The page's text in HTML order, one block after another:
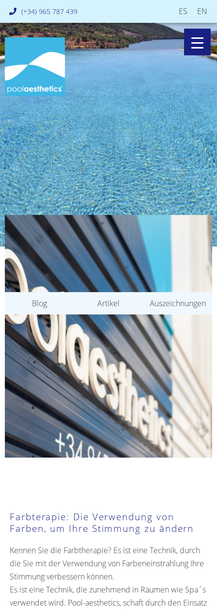
(+34) 965 787 439 ES EN
KATEGORIEN
Blog Artikel Auszeichnungen
Farbterapie: Die Verwendung von
Farben, um Ihre Stimmung zu ändern
Kennen Sie die Farbtherapie? Es ist eine Technik, durch
die Sie mit der Verwendung von Farbeneinstrahlung Ihre
Stimmung verbessern können.
Es ist eine Technik, die zunehmend in Räumen wie Spa´s
verwendet wird. Pool-aesthetics, schaft durch den Einsatz